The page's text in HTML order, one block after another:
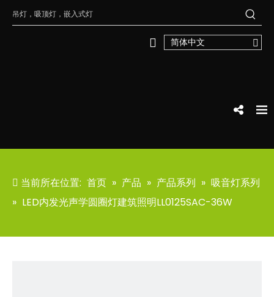
简体中文
当前所在位置: 首页 » 产品 » 产品系列 » 吸音灯系列
» LED内发光声学圆圈灯建筑照明LL0125SAC-36W